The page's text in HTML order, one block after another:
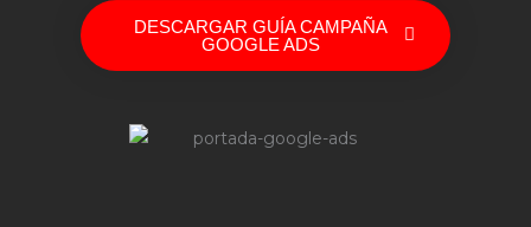
DESCARGAR GUÍA CAMPAÑA
GOOGLE ADS